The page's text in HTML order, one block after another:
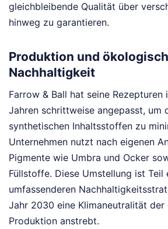
gleichbleibende Qualität über
hinweg zu garantieren.
Produktion und
Nachhaltigkeit
Farrow & Ball hat seine Rezepturen
Jahren schrittweise angepasst, um
synthetischen Inhaltsstoffen zu
Unternehmen nutzt nach eigenen
Pigmente wie Umbra und Ocker
Füllstoffe. Diese Umstellung ist Teil
umfassenderen
Jahr 2030 eine Klimaneutralität der
Produktion anstrebt.